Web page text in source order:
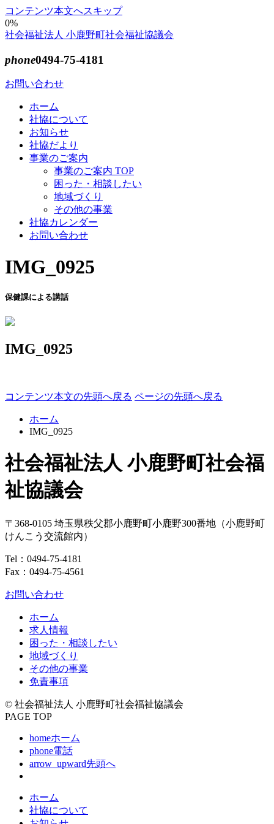
コンテンツ本文へスキップ
0%
社会福祉法人 小鹿野町社会福祉協議会
phone0494-75-4181
お問い合わせ
ホーム
社協について
お知らせ
社協だより
事業のご案内
事業のご案内 TOP
困った・相談したい
地域づくり
その他の事業
社協カレンダー
お問い合わせ
IMG_0925
保健課による講話
IMG_0925
コンテンツ本文の先頭へ戻る ページの先頭へ戻る
ホーム
IMG_0925
社会福祉法人 小鹿野町社会福
祉協議会
〒368-0105 埼玉県秩父郡小鹿野町小鹿野300番地 （小鹿野町
けんこう交流館内）
Tel： 0494-75-4181
Fax：0494-75-4561
お問い合わせ
ホーム
求人情報
困った・相談したい
地域づくり
その他の事業
免責事項
© 社会福祉法人 小鹿野町社会福祉協議会
PAGE TOP
homeホーム
phone電話
arrow_upward先頭へ
ホーム
社協について